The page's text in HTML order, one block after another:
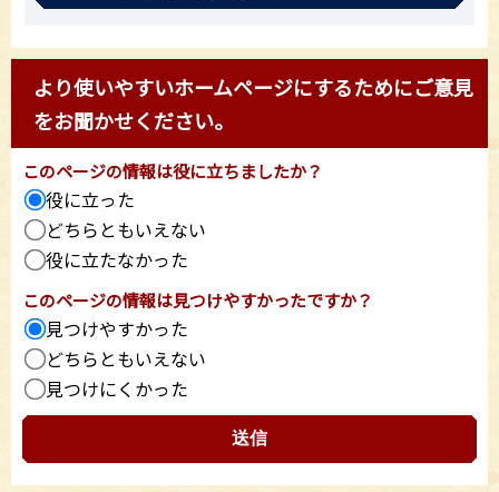
より使いやすいホームページにするためにご意見
をお聞かせください。
このページの情報は役に立ちましたか？
役に立った
どちらともいえない
役に立たなかった
このページの情報は見つけやすかったですか？
見つけやすかった
どちらともいえない
見つけにくかった